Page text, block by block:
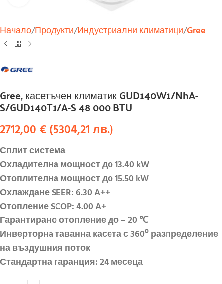
Начало Продукти Индустриални климатици Gree
Gree, касетъчен климатик GUD140W1/NhA-
S/GUD140T1/A-S 48 000 BTU
2712,00 €(5304,21лв.)
Сплит система
Охладителна мощност до 13.40 kW
Отоплителна мощност до 15.50 kW
Охлаждане SEER: 6.30 A++
Отопление SCOP: 4.00 A+
Гарантирано отопление до – 20 ℃
Инверторнa таванна касета с 360º разпределение
на въздушния поток
Стандартна гаранция: 24 месеца